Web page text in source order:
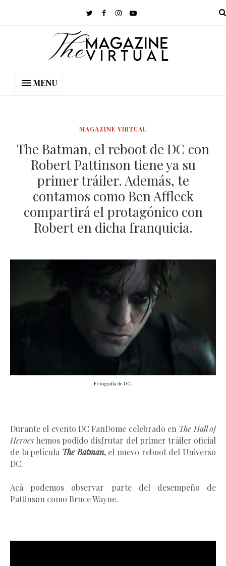
MENU
MAGAZINE VIRTUAL
The Batman, el reboot de DC con
Robert Pattinson tiene ya su
primer tráiler. Además, te
contamos como Ben Affleck
compartirá el protagónico con
Robert en dicha franquicia.
Fotografía de DC.
Durante el evento DC FanDome celebrado en The Hall of
Heroes hemos podido disfrutar del primer tráiler oficial
de la película The Batman,el nuevo reboot del Universo
DC.
Acá podemos observar parte del desempeño de
Pattinson como Bruce Wayne.